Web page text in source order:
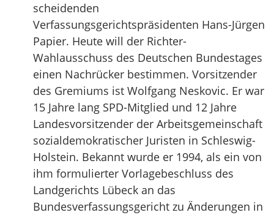
scheidenden
Verfassungsgerichtspräsidenten Hans-Jürgen
Papier. Heute will der Richter-
Wahlausschuss des Deutschen Bundestages
einen Nachrücker bestimmen. Vorsitzender
des Gremiums ist Wolfgang Neskovic. Er war
15 Jahre lang SPD-Mitglied und 12 Jahre
Landesvorsitzender der Arbeitsgemeinschaft
sozialdemokratischer Juristen in Schleswig-
Holstein. Bekannt wurde er 1994, als ein von
ihm formulierter Vorlagebeschluss des
Landgerichts Lübeck an das
Bundesverfassungsgericht zu Änderungen in